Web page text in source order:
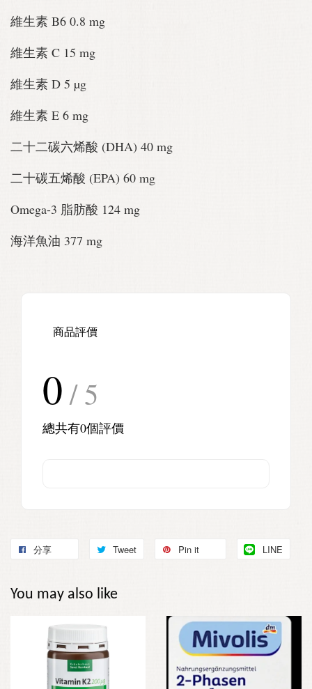
維生素 B6 0.8 mg
維生素 C 15 mg
維生素 D 5 µg
維生素 E 6 mg
二十二碳六烯酸 (DHA) 40 mg
二十碳五烯酸 (EPA) 60 mg
Omega-3 脂肪酸 124 mg
海洋魚油 377 mg
商品評價
0 / 5
總共有0個評價
分享 Tweet Pin it LINE
You may also like